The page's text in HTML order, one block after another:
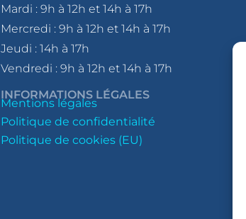
Mardi : 9h à 12h et 14h à 17h
Mercredi : 9h à 12h et 14h à 17h
Jeudi : 14h à 17h
Vendredi : 9h à 12h et 14h à 17h
INFORMATIONS LÉGALES
Mentions légales
Politique de confidentialité
Politique de cookies (EU)